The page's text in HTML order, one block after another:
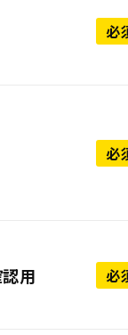
必
必
用 必